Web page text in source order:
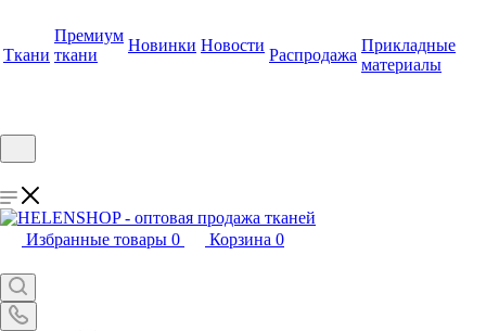
Ткани
Премиум
ткани
Новинки Новости
Распродажа
Прикладные
материалы
Избранные товары 0 Корзина 0